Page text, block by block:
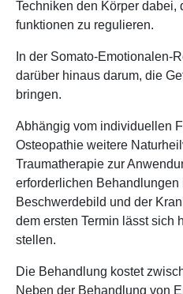
Techniken den Körper
funktionen zu regulieren.
In der Somato-Emotionalen-
darüber hinaus darum, die
bringen.
Abhängig vom individuellen
Osteopathie weitere
Traumatherapie zur
erforderlichen Behandlungen
Beschwerdebild und der
dem ersten Termin lässt sich
stellen.
Die Behandlung kostet
Neben der Behandlung von